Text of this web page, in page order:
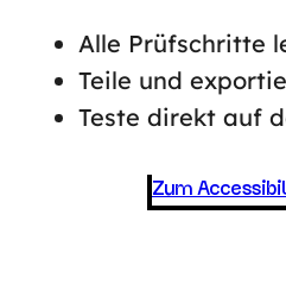
Alle Prüfschritte
Teile und
Teste direkt auf
Zum